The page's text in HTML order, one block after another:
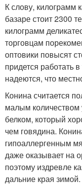
К слову, килограмм
базаре стоит 2300
килограмм
торговцам
оптовики повысят
придется работать
надеются, что
Конина считается
малым количеством
белком, который
чем говядина.
гипоаллергенным
даже оказывает на
поэтому издревле
дальние края зимой.